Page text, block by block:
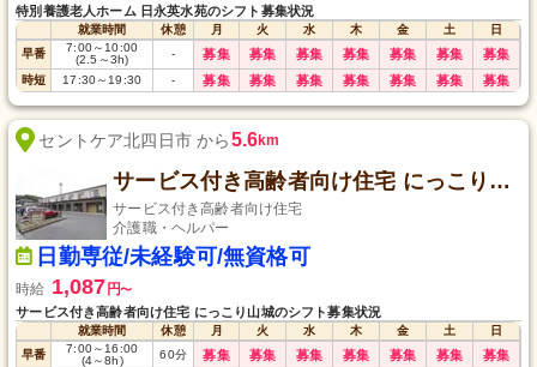
特別養護老人ホーム 日永英水苑のシフト募集状況
就業時間 休憩 月 火 水 木 金 土
日
早番
7:00～10:00
(2.5 ～3h) - 募集 募集 募集 募集 募集 募集 募集
時短 17:30～19:30 - 募集 募集 募集 募集 募集 募集 募集
セントケア北四日市 から5.6km
サービス付き高齢者向け住宅 にっこり山城
サービス付き高齢者向け住宅
介護職・ヘルパー
日勤専従/未経験可/無資格可
時給 1,087 円〜
サービス付き高齢者向け住宅 にっこり山城のシフト募集状況
就業時間 休憩 月 火 水 木 金 土
日
早番
7:00～16:00
(4～8h) 60分 募集 募集 募集 募集 募集 募集 募集